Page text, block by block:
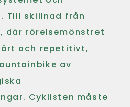
Till skillnad från
där rörelsemönstret
och repetitivt,
av
Cyklisten måste